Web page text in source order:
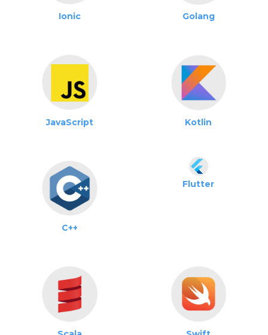
Ionic Golang
JavaScript Kotlin
C++
Flutter